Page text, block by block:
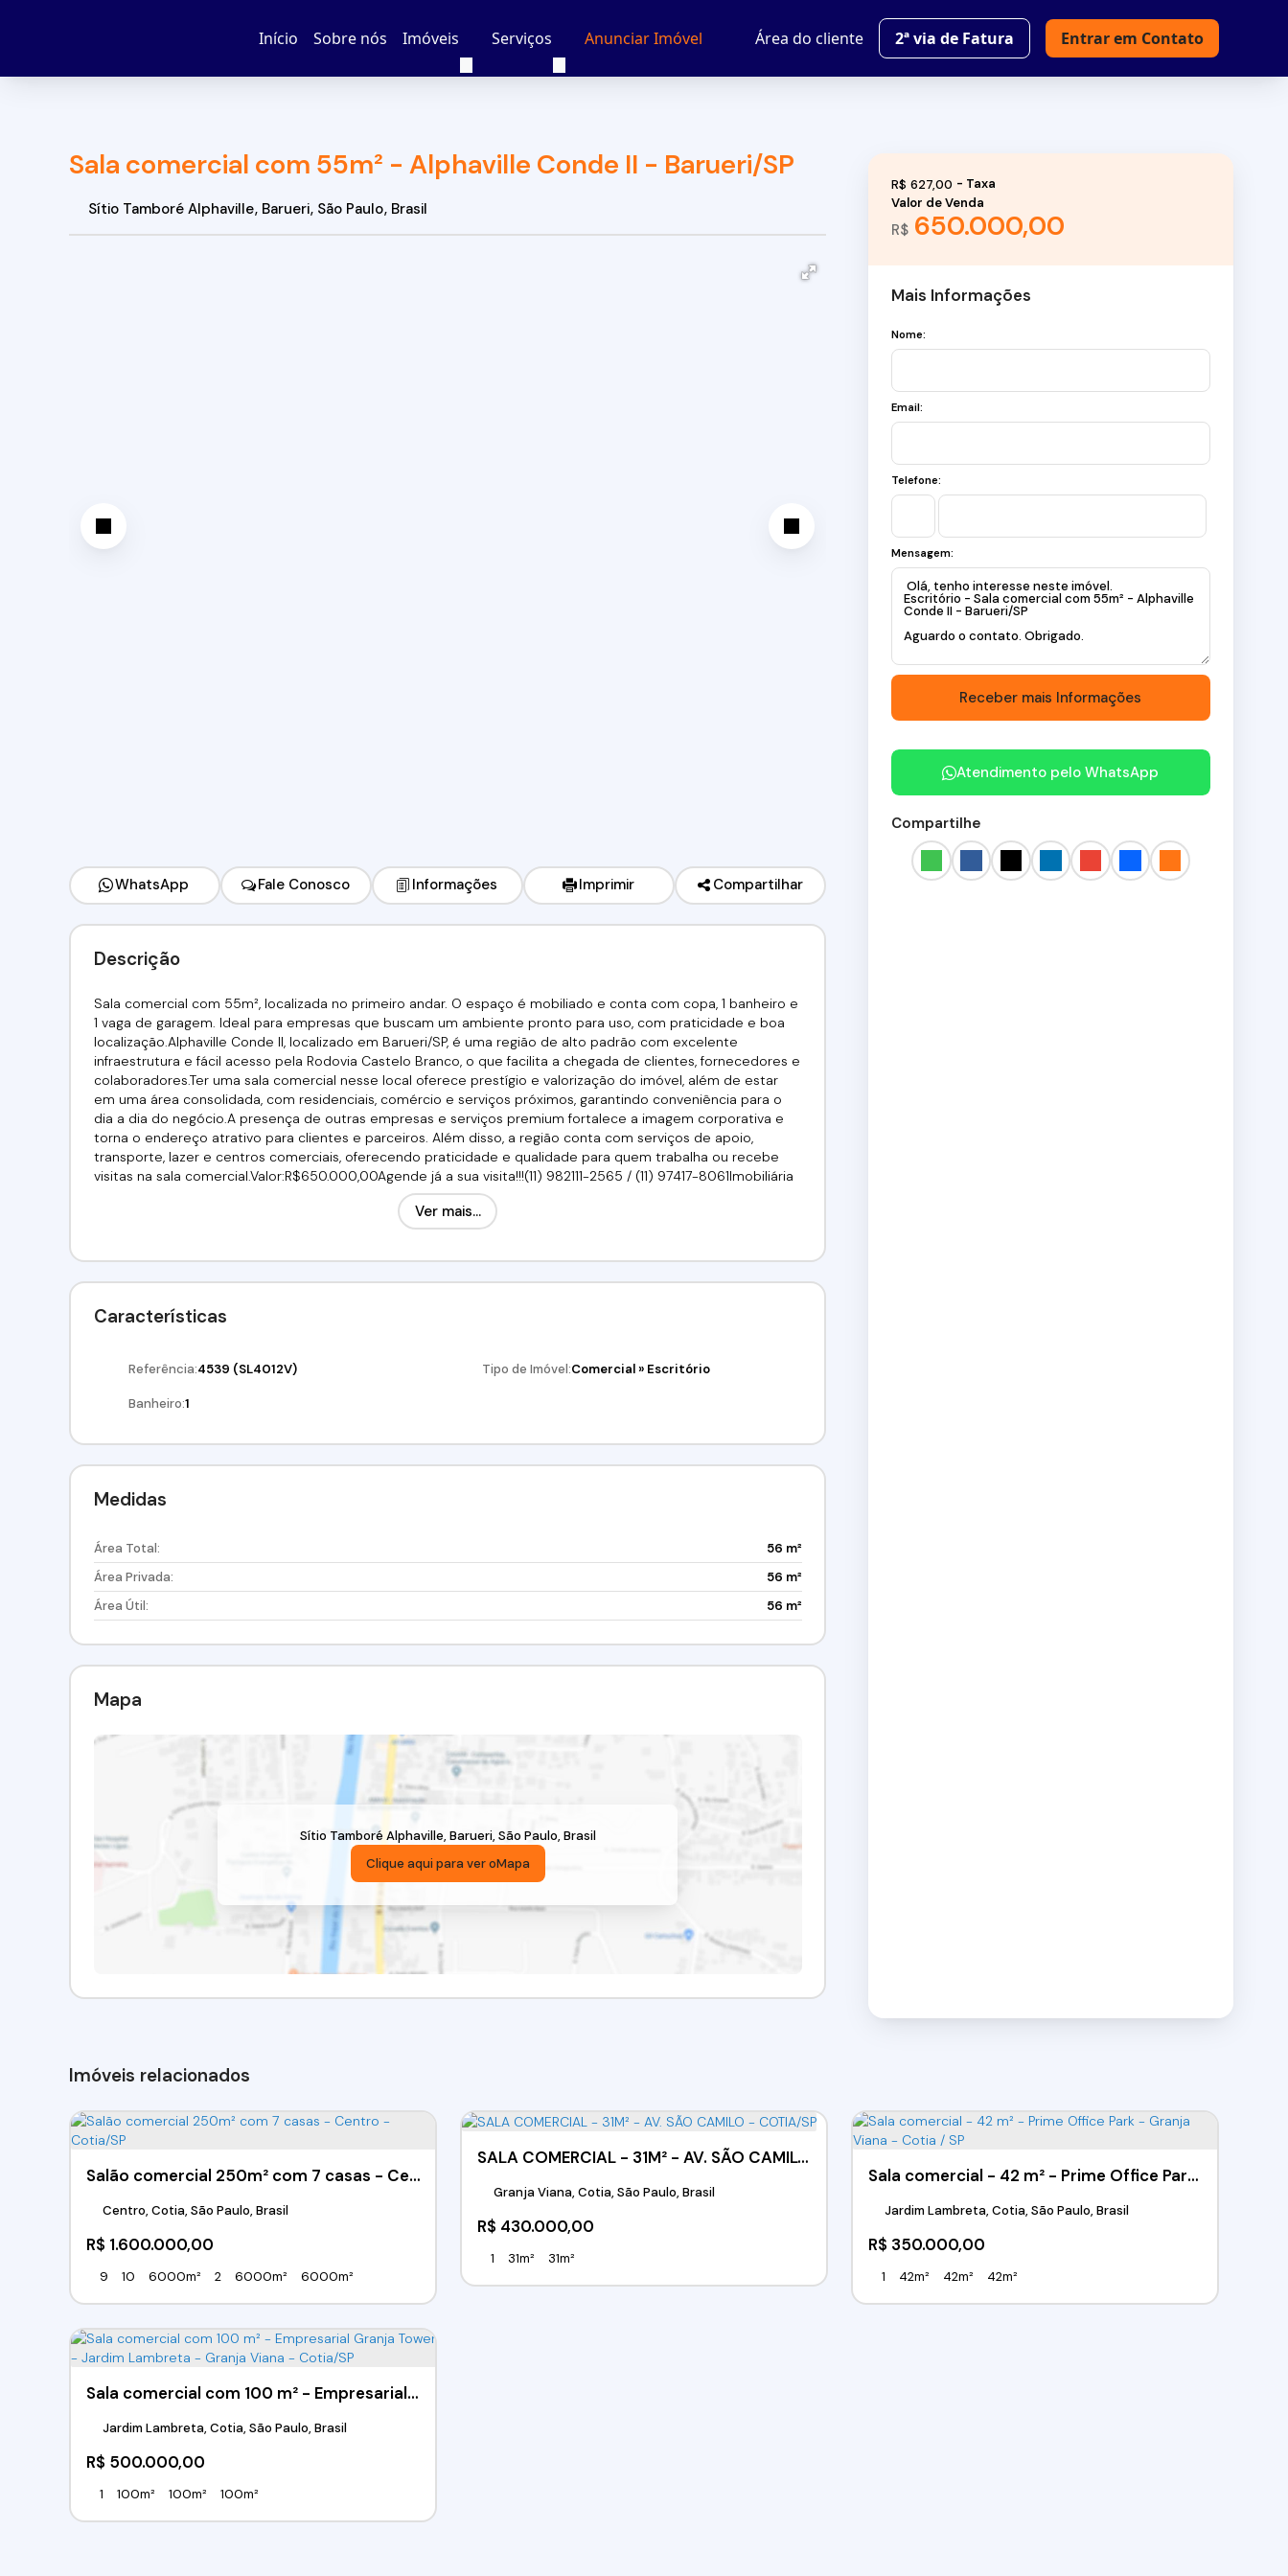
Entrar em Contato
2ª via de Fatura
Área do cliente
Anunciar Imóvel
Serviços
Imóveis
Sobre nós
Início
Sala comercial com 55m² - Alphaville Conde II - Barueri/SP
Sítio Tamboré Alphaville, Barueri, São Paulo, Brasil
WhatsApp Fale Conosco Informações Imprimir Compartilhar
Descrição
Sala comercial com 55m², localizada no primeiro andar. O espaço é mobiliado e conta com copa, 1 banheiro e
1 vaga de garagem. Ideal para empresas que buscam um ambiente pronto para uso, com praticidade e boa
localização.Alphaville Conde II, localizado em Barueri/SP, é uma região de alto padrão com excelente
infraestrutura e fácil acesso pela Rodovia Castelo Branco, o que facilita a chegada de clientes, fornecedores e
colaboradores.Ter uma sala comercial nesse local oferece prestígio e valorização do imóvel, além de estar
em uma área consolidada, com residenciais, comércio e serviços próximos, garantindo conveniência para o
dia a dia do negócio.A presença de outras empresas e serviços premium fortalece a imagem corporativa e
torna o endereço atrativo para clientes e parceiros. Além disso, a região conta com serviços de apoio,
transporte, lazer e centros comerciais, oferecendo praticidade e qualidade para quem trabalha ou recebe
visitas na sala comercial.Valor:R$650.000,00Agende já a sua visita!!!(11) 982111-2565 / (11) 97417-8061Imobiliária
Ver mais...
Características
Referência:4539 (SL4012V) Tipo de Imóvel:Comercial» Escritório
Banheiro:1
Medidas
Área Total:
56 m²
Área Privada:
56 m²
Área Útil:
56 m²
Mapa
Sítio Tamboré Alphaville, Barueri, São Paulo, Brasil
Clique aqui para ver oMapa
R$650.000,00
Valor de Venda
R$ 627,00
Mais Informações
Nome:
Email:
Telefone:
Mensagem:
Atendimento peloWhatsApp
Compartilhe
Imóveis relacionados
Salão comercial 250m² com 7 casas - Centro - Cotia/SP
R$ 1.600.000,00
Centro, Cotia, São Paulo, Brasil
9 10 6000m² 2 6000m² 6000m²
SALA COMERCIAL - 31M² - AV. SÃO CAMILO - COTIA/SP
R$ 430.000,00
Granja Viana, Cotia, São Paulo, Brasil
1 31m² 31m²
Sala comercial - 42 m² - Prime Office Park - Granja Viana - Cotia / SP
R$ 350.000,00
Jardim Lambreta, Cotia, São Paulo, Brasil
1 42m² 42m² 42m²
Sala comercial com 100 m² - Empresarial Granja Tower - Jardim Lambreta - Granja Viana - Cotia/SP
R$ 500.000,00
Jardim Lambreta, Cotia, São Paulo, Brasil
1 100m² 100m² 100m²